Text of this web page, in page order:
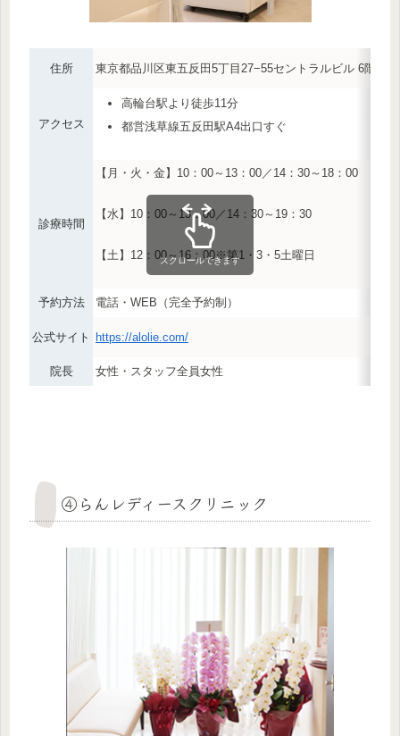
住所 東京都品川区東五反田5丁目27−55セントラルビル 6階
アクセス
高輪台駅より徒歩11分
都営浅草線五反田駅A4出口すぐ
診療時間
【月・火・金】10：00～13：00／14：30～18：00
【水】10：00～13：00／14：30～19：30
【土】12：00～16：00※第1・3・5土曜日
予約方法 電話・WEB（完全予約制）
公式サイト https://alolie.com/
院長 女性・スタッフ全員女性
スクロールできます
④らんレディースクリニック